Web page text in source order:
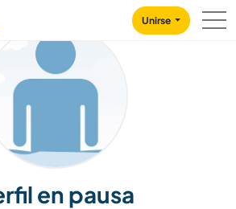
Unirse
en pausa